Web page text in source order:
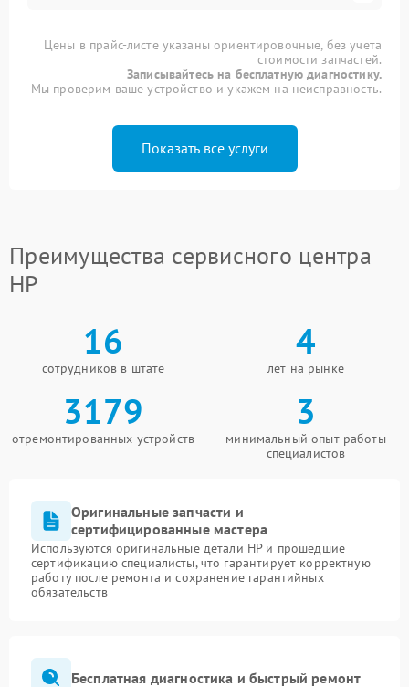
Цены в прайс-листе указаны ориентировочные, без учета
стоимости запчастей.
Записывайтесь на бесплатную диагностику.
Мы проверим ваше устройство и укажем на неисправность.
Показать все услуги
Преимущества сервисного центра
HP
16
сотрудников в штате
4
лет на рынке
3179
отремонтированных устройств
3
минимальный опыт работы
специалистов
Оригинальные запчасти и
сертифицированные мастера
Используются оригинальные детали HP и прошедшие
сертификацию специалисты, что гарантирует корректную
работу после ремонта и сохранение гарантийных
обязательств
Бесплатная диагностика и быстрый ремонт